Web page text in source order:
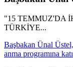
"15 TEMMUZ'DA
TÜRKİYE...
Başbakan Ünal
anma programına